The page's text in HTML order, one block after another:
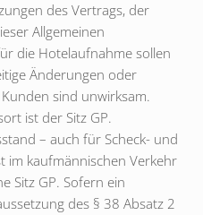
des Vertrags, der
Allgemeinen
die Hotelaufnahme sollen
Änderungen oder
sind unwirksam.
ist der Sitz GP.
– auch für Scheck- und
im kaufmännischen Verkehr
Sitz GP. Sofern ein
des § 38 Absatz 2